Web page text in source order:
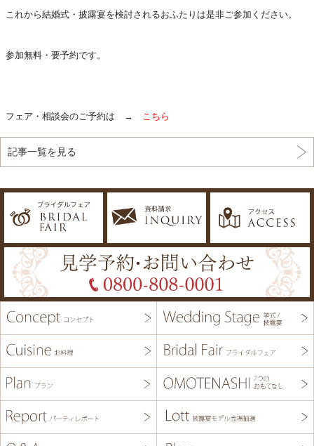
これから結婚式・披露宴を検討されるおふたりは是非ご参加ください。
参加無料・要予約です。
フェア・相談会のご予約は → こちら
記事一覧を見る